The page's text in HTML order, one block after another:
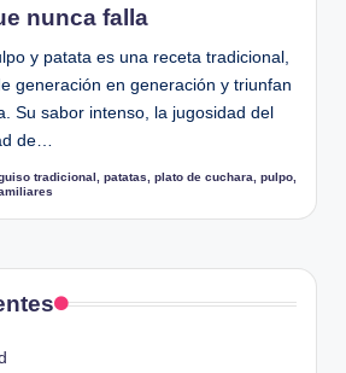
nunca falla
y patata es una receta tradicional,
generación en generación y triunfan
Su sabor intenso, la jugosidad del
de…
tradicional patatas plato de cuchara pulpo,